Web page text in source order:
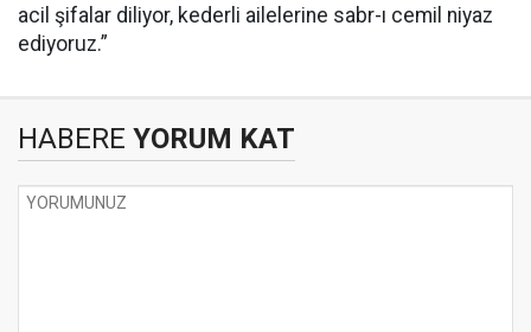
acil şifalar diliyor, kederli ailelerine sabr-ı cemil niyaz
ediyoruz.”
HABERE YORUM KAT